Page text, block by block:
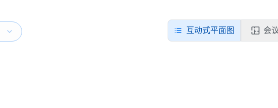
互动式平面图 会